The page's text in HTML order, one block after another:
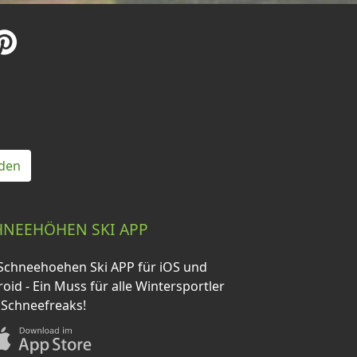
SKI APP
Ski APP für iOS und
- Ein Muss für alle Wintersportler